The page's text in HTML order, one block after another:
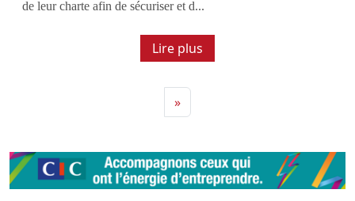
de leur charte afin de sécuriser et d...
Lire plus
»
Previous Next